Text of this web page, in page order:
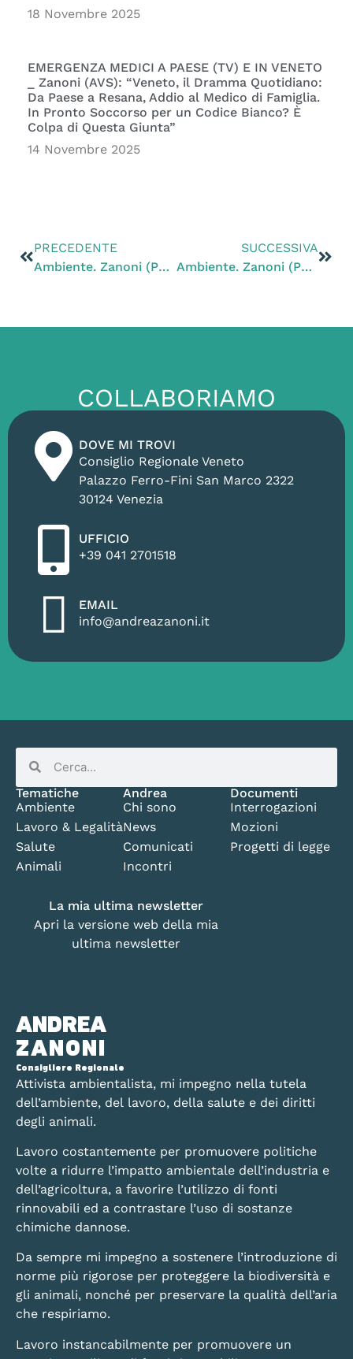
18 Novembre 2025
EMERGENZA MEDICI A PAESE (TV) E IN VENETO
_ Zanoni (AVS): “Veneto, il Dramma Quotidiano:
Da Paese a Resana, Addio al Medico di Famiglia.
In Pronto Soccorso per un Codice Bianco? È
Colpa di Questa Giunta”
14 Novembre 2025
PRECEDENTE
Ambiente. Zanoni (Pd): allarme contaminazione acque da PFAS interessa 350 mila persone
SUCCESSIVA
Ambiente. Zanoni (Pd): Croazia blocca trivelle dimostrazione che i rischi sono troppo elevati
COLLABORIAMO
DOVE MI TROVI
Consiglio Regionale Veneto
Palazzo Ferro-Fini San Marco 2322
30124 Venezia
UFFICIO
+39 041 2701518
EMAIL
info@andreazanoni.it
ANDREA
ZANONI
Consigliere Regionale
Attivista ambientalista, mi impegno nella tutela
dell’ambiente, del lavoro, della salute e dei diritti
degli animali.
Lavoro costantemente per promuovere politiche
volte a ridurre l’impatto ambientale dell’industria e
dell’agricoltura, a favorire l’utilizzo di fonti
rinnovabili ed a contrastare l’uso di sostanze
chimiche dannose.
Da sempre mi impegno a sostenere l’introduzione di
norme più rigorose per proteggere la biodiversità e
gli animali, nonché per preservare la qualità dell’aria
che respiriamo.
Lavoro instancabilmente per promuovere un
Tematiche
Ambiente
Lavoro & Legalità
Salute
Animali
Andrea
Chi sono
News
Comunicati
Incontri
Documenti
Interrogazioni
Mozioni
Progetti di legge
La mia ultima newsletter
Apri la versione web della mia
ultima newsletter